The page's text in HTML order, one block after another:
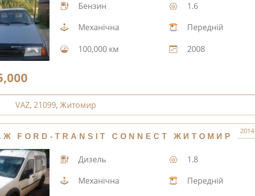
Бензин
1.6
Механічна
Передній
100,000 км
2008
VAZ,21099,Житомир
FORD-TRANSIT CONNECT ЖИТОМИР
Дизель
1.8
Механічна
Передній